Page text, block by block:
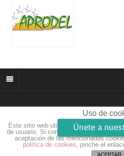
© 2026 muñozparreño.es |
Web by
Uso de
Este sitio web utiliza cookies para que
de usuario. Si continúa navegando está
aceptación de las mencionadas
política de cookies, pinche el
ACEPTAR
Únete a